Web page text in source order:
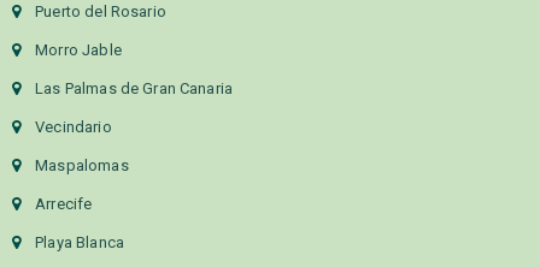
Puerto del Rosario
Morro Jable
Las Palmas de Gran Canaria
Vecindario
Maspalomas
Arrecife
Playa Blanca